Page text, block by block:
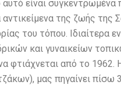
αυτό είναι συγκεντρωμένα
της ζωής της
του τόπου. Ιδιαίτερα
και γυναικείων
φτιάχνεται από το 1962.
μας πηγαίνει πίσω